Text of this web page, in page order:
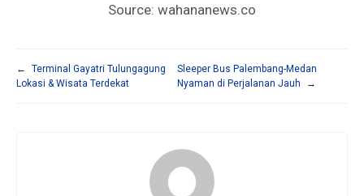
Source: wahananews.co
←
Terminal Gayatri Tulungagung
Lokasi & Wisata Terdekat
Sleeper Bus Palembang-Medan
Nyaman di Perjalanan Jauh
→